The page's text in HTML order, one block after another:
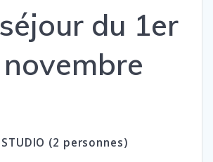
du 1er
STUDIO (2 personnes)